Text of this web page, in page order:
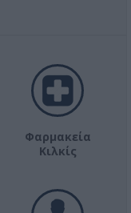
Φαρμακεία
Κιλκίς